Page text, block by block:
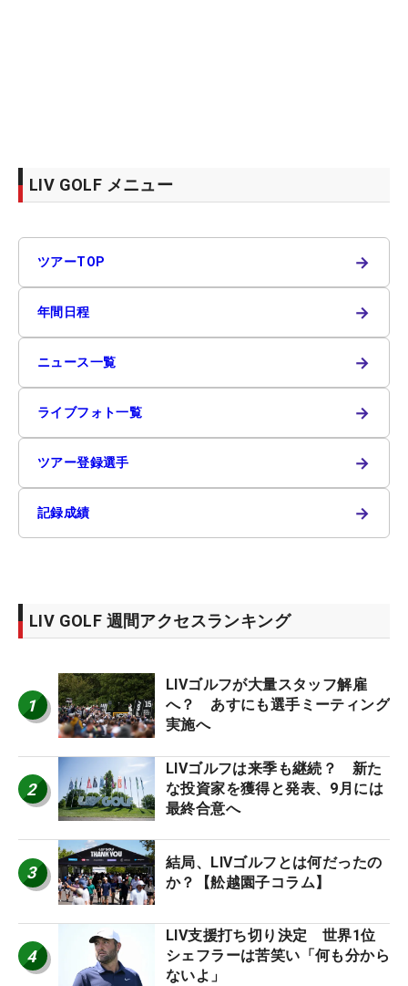
LIV GOLF メニュー
ツアーTOP →
年間日程 →
ニュース一覧 →
ライブフォト一覧 →
ツアー登録選手 →
記録成績 →
LIV GOLF 週間アクセスランキング
1
LIVゴルフが大量スタッフ解雇
へ？ あすにも選手ミーティング
実施へ
2
LIVゴルフは来季も継続？ 新た
な投資家を獲得と発表、9月には
最終合意へ
3
結局、LIVゴルフとは何だったの
か？【舩越園子コラム】
4
LIV支援打ち切り決定 世界1位
シェフラーは苦笑い「何も分から
ないよ」